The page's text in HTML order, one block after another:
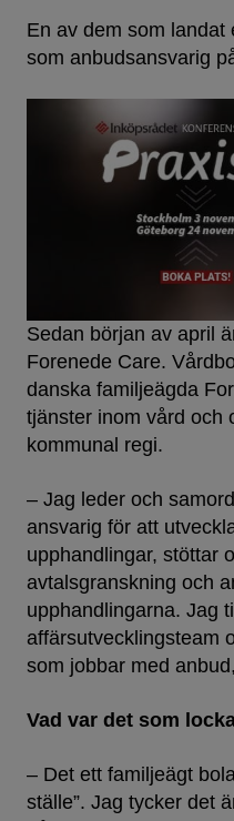
En av dem som landat
som anbudsansvarig
Sedan början av april
Forenede Care.
danska familjeägda
tjänster inom vård och
kommunal regi.
– Jag leder och
ansvarig för att
upphandlingar, stöttar
avtalsgranskning och
upphandlingarna. Jag
affärsutvecklingsteam
som jobbar med
Vad var det som
– Det ett familjeägt
ställe”. Jag tycker det